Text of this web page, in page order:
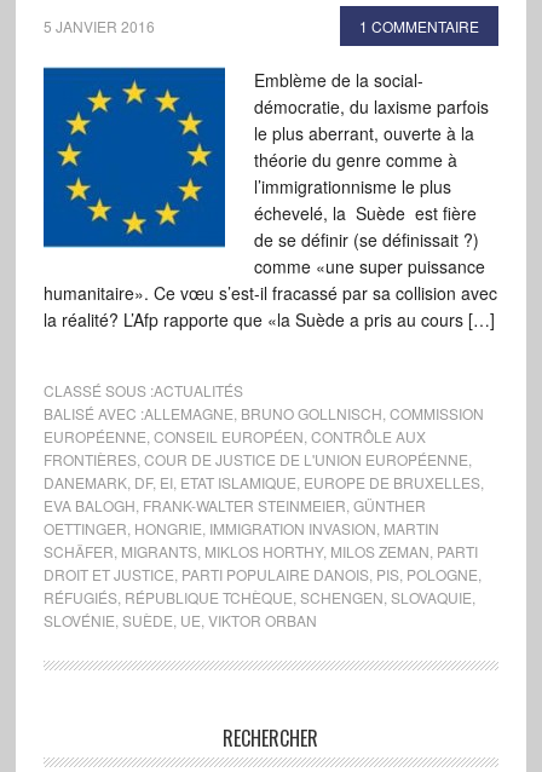
5 JANVIER 2016 1 COMMENTAIRE
Emblème de la social-
démocratie, du laxisme parfois
le plus aberrant, ouverte à la
théorie du genre comme à
l’immigrationnisme le plus
échevelé, la Suède est fière
de se définir (se définissait ?)
comme «une super puissance
humanitaire». Ce vœu s’est-il fracassé par sa collision avec
la réalité? L’Afp rapporte que «la Suède a pris au cours […]
CLASSÉ SOUS :ACTUALITÉS
BALISÉ AVEC :ALLEMAGNE BRUNO GOLLNISCH COMMISSION
EUROPÉENNE CONSEIL EUROPÉEN CONTRÔLE AUX
FRONTIÈRES, COUR DE JUSTICE DE L'UNION EUROPÉENNE
DANEMARK, DF, EI, ETAT ISLAMIQUE EUROPE DE BRUXELLES,
EVA BALOGH FRANK-WALTER STEINMEIER GÜNTHER
OETTINGER HONGRIE IMMIGRATION INVASION MARTIN
SCHÄFER MIGRANTS, MIKLOS HORTHY, MILOS ZEMAN PARTI
DROIT ET JUSTICE PARTI POPULAIRE DANOIS, PIS, POLOGNE
RÉFUGIÉS, RÉPUBLIQUE TCHÈQUE SCHENGEN SLOVAQUIE
SLOVÉNIE SUÈDE UE VIKTOR ORBAN
RECHERCHER